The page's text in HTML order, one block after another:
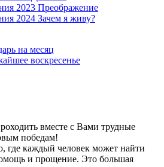
2023 Преображение
2024 Зачем я живу?
на месяц
воскресенье
вместе с Вами трудные
победам!
где каждый человек может найти
и прощение. Это большая